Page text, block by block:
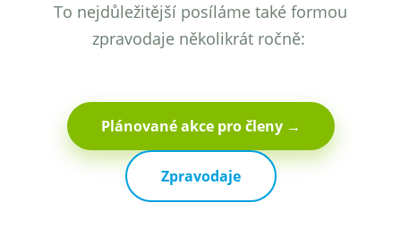
To nejdůležitější posíláme také formou
zpravodaje několikrát ročně:
Plánované akce pro členy →
Zpravodaje